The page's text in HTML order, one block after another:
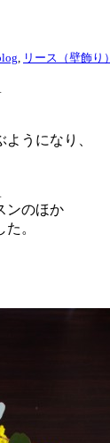
リース（壁飾り）
うになり、
ンのほか
。